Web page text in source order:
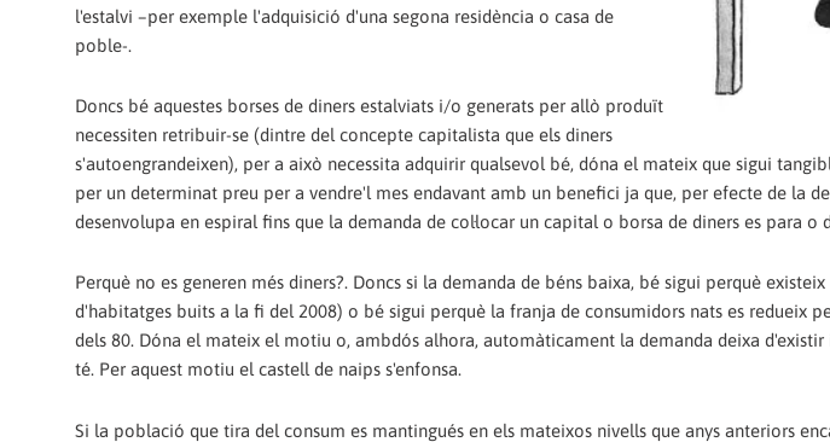
l'estalvi –per exemple l'adquisició d'una segona residència o casa de
poble-.
Doncs bé aquestes borses de diners estalviats i/o generats per allò produït
necessiten retribuir-se (dintre del concepte capitalista que els diners
s'autoengrandeixen), per a això necessita adquirir qualsevol bé, dóna el mateix que sigui
per un determinat preu per a vendre'l mes endavant amb un benefici ja que, per efecte de la
desenvolupa en espiral fins que la demanda de col·locar un capital o borsa de diners es para o
Perquè no es generen més diners?. Doncs si la demanda de béns baixa, bé sigui perquè
d'habitatges buits a la fi del 2008) o bé sigui perquè la franja de consumidors nats es redueix
dels 80. Dóna el mateix el motiu o, ambdós alhora, automàticament la demanda deixa
té. Per aquest motiu el castell de naips s'enfonsa.
Si la població que tira del consum es mantingués en els mateixos nivells que anys anteriors